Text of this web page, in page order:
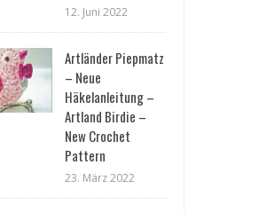
12. Juni 2022
Artländer Piepmatz
– Neue
Häkelanleitung –
Artland Birdie –
New Crochet
Pattern
23. März 2022